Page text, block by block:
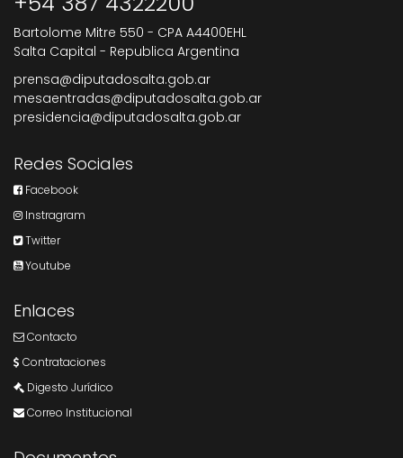
Bartolome Mitre 550 - CPA A4400EHL
Salta Capital - Republica Argentina
prensa@diputadosalta.gob.ar
mesaentradas@diputadosalta.gob.ar
presidencia@diputadosalta.gob.ar
Redes Sociales
Facebook
Instragram
Twitter
Youtube
Enlaces
Contacto
Contrataciones
Digesto Jurídico
Correo Institucional